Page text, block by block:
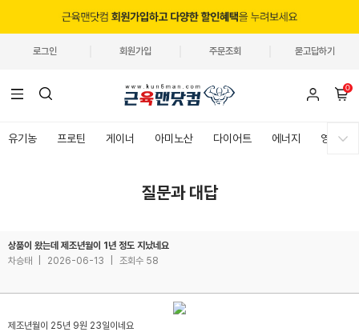
로그인 회원가입 주문조회 묻고답하기
0
유기농 프로틴 게이너 아미노산 다이어트 에너지 영양제
질문과 대답
상품이 왔는데 제조년월이 1년 정도 지났네요
차승태
2026-06-13 조회수 58
제조년월이 25년 9원 23일이네요